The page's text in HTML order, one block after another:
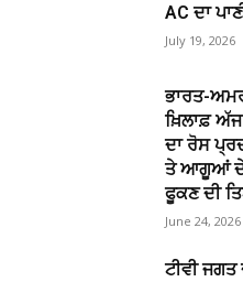
AC ਦਾ
July 19, 2026
ਭਾਰਤ-
ਖ਼ਿਲਾਫ਼ ਅੱਜ
ਦਾ ਰੋਸ
ਤੇ ਆਗੂਆਂ ਦੇ
ਫੂਕਣ ਦੀ
June 24, 2026
ਟੀਵੀ